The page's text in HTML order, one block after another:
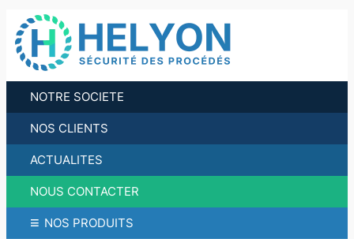
contenu
NOTRE SOCIETE
NOS CLIENTS
ACTUALITES
NOUS CONTACTER
≡ NOS PRODUITS